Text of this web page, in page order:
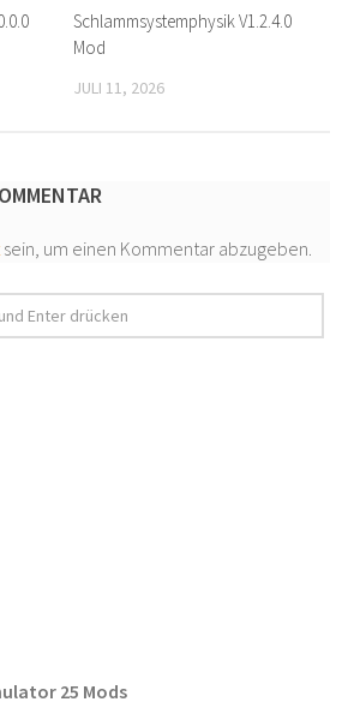
Schlammsystemphysik V1.2.4.0
Mod
JULI 11, 2026
sein, um einen Kommentar abzugeben.
25 Mods